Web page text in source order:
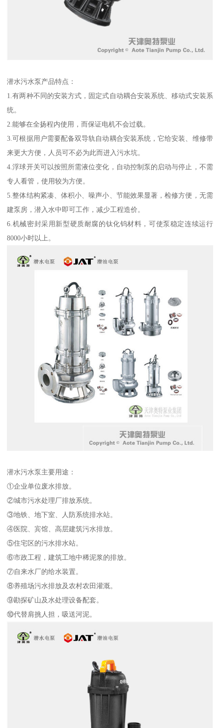
潜水污水泵产品特点：
1.有两种不同的安装方式，固定式自动耦合安装系统、移动式安装系
统。
2.能够在全扬程内使用，而保证电机不会过载。
3.可根据用户需要配备双导轨自动耦合安装系统，它给安装、维修带
来更大方便，人员可不必为此而进入污水坑。
4.浮球开关可以按照所需液位变化，自动控制泵的启动与停止，不需
专人看管，使用较为方便。
5.整体结构紧凑、体积小、噪声小、节能效果显著，检修方便，无需
建泵房，潜入水中即可工作，减少工程造价。
6.机械密封采用新型硬质耐腐的钛化钨材料，可使泵稳定连续运行
8000小时以上。
潜水污水泵主要用途：
①企业单位废水排放。
②城市污水处理厂排放系统。
③地铁、地下室、人防系统排水站。
④医院、宾馆、高层建筑污水排放。
⑤住宅区的污水排水站。
⑥市政工程，建筑工地中稀泥浆的排放。
⑦自来水厂的给水装置。
⑧养殖场污水排放及农村农田灌溉。
⑨勘探矿山及水处理设备配套。
⑩代替肩挑人担，吸送河泥。